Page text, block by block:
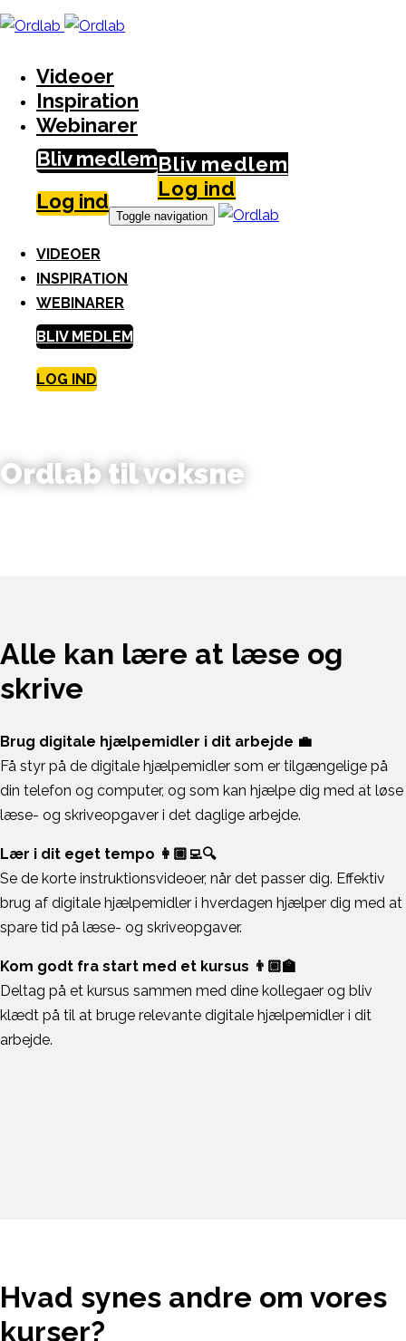
Skip
links
S
Videoer
Inspiration
Webinarer
Bliv medlem
Log ind
Bliv medlem
Log ind
Toggle navigation
VIDEOER
INSPIRATION
WEBINARER
BLIV MEDLEM
LOG IND
Ordlab til voksne
Alle kan lære at læse og
skrive
Brug digitale hjælpemidler i dit arbejde 💼
Få styr på de digitale hjælpemidler som er tilgængelige på
din telefon og computer, og som kan hjælpe dig med at løse
læse- og skriveopgaver i det daglige arbejde.
Lær i dit eget tempo 👩🏼‍💻🔍
Se de korte instruktionsvideoer, når det passer dig. Effektiv
brug af digitale hjælpemidler i hverdagen hjælper dig med at
spare tid på læse- og skriveopgaver.
Kom godt fra start med et kursus 👨🏼‍🏫
Deltag på et kursus sammen med dine kollegaer og bliv
klædt på til at bruge relevante digitale hjælpemidler i dit
arbejde.
Hvad synes andre om vores
kurser?